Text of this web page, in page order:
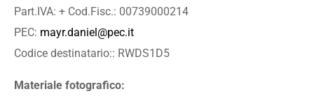
Part.IVA: + Cod.Fisc.: 00739000214
PEC: mayr.daniel@pec.it
Codice destinatario:: RWDS1D5
Materiale fotografico: